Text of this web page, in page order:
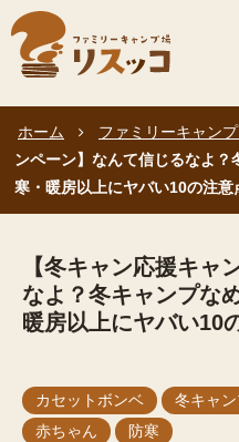
ホーム ファミリーキャン
ンペーン】なんて信じるなよ
寒・暖房以上にヤバい10の注意
【冬キャン応援キャ
なよ？冬キャンプな
暖房以上にヤバい10
カセットボンベ 冬キャ
赤ちゃん
防寒